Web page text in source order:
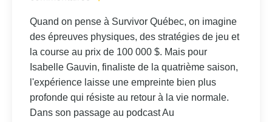
Quand on pense à Survivor Québec, on imagine
des épreuves physiques, des stratégies de jeu et
la course au prix de 100 000 $. Mais pour
Isabelle Gauvin, finaliste de la quatrième saison,
l'expérience laisse une empreinte bien plus
profonde qui résiste au retour à la vie normale.
Dans son passage au podcast Au